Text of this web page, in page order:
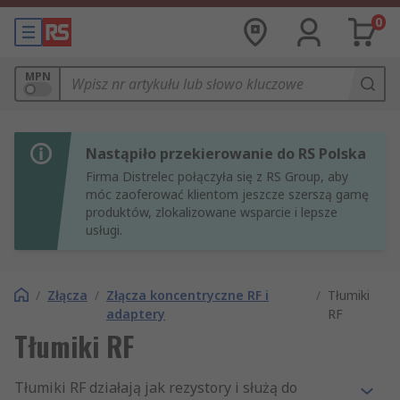
0
MPN
Nastąpiło przekierowanie do RS Polska
Firma Distrelec połączyła się z RS Group, aby
móc zaoferować klientom jeszcze szerszą gamę
produktów, zlokalizowane wsparcie i lepsze
usługi.
/ Złącza / Złącza koncentryczne RF i
adaptery
/ Tłumiki
RF
Tłumiki RF
Tłumiki RF działają jak rezystory i służą do